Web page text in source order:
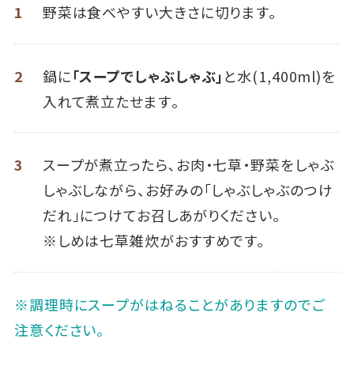
1 野菜は食べやすい大きさに切ります。
2 鍋に「スープでしゃぶしゃぶ」と水(1,400ml)を
入れて煮立たせます｡
3
スープが煮立ったら､お肉・七草・野菜をしゃぶ
しゃぶしながら、お好みの「しゃぶしゃぶのつけ
だれ」につけてお召しあがりください。
※しめは七草雑炊がおすすめです。
※調理時にスープがはねることがありますのでご
注意ください。